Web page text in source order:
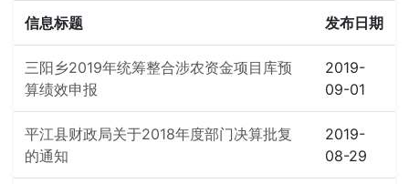
信息标题 发布日期
三阳乡2019年统筹整合涉农资金项目库预
算绩效申报
2019-
09-01
平江县财政局关于2018年度部门决算批复
的通知
2019-
08-29